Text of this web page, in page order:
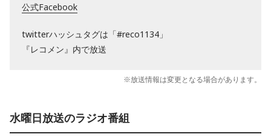
公式Facebook
twitterハッシュタグは「#reco1134」
『レコメン』内で放送
※放送情報は変更となる場合があります。
水曜日放送のラジオ番組